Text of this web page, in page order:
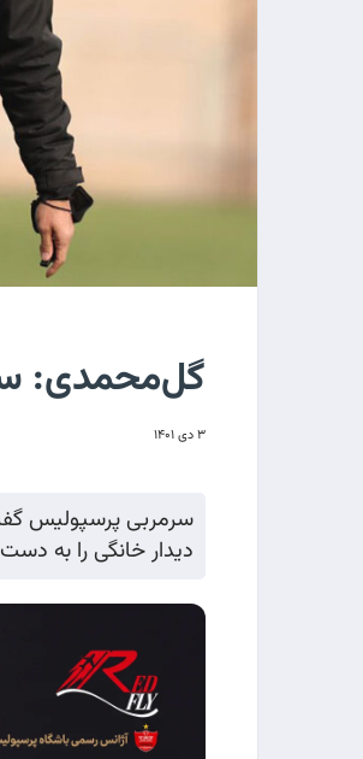
گل‌محمدی: سه
۳ دی ۱۴۰۱
سرمربی پرسپولیس
دیدار خانگی را به دست